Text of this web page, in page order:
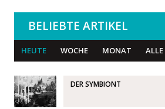
BELIEBTE ARTIKEL
HEUTE WOCHE MONAT ALLE
DER SYMBIONT